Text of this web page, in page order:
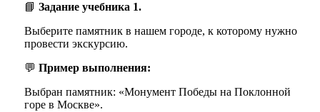
📘 Задание учебника 1.
Выберите памятник в нашем городе, к которому нужно
провести экскурсию.
💬 Пример выполнения:
Выбран памятник: «Монумент Победы на Поклонной
горе в Москве».